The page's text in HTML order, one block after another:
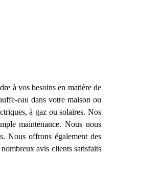
à vos besoins en matière de
eau dans votre maison ou
à gaz ou solaires. Nos
maintenance. Nous nous
Nous offrons également des
avis clients satisfaits